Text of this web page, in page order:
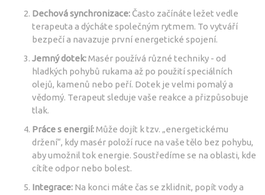
Dechová synchronizace: Často začínáte ležet vedle
terapeuta a dýcháte společným rytmem. To vytváří
bezpečí a navazuje první energetické spojení.
Jemný dotek:Masér používá různé techniky - od
hladkých pohybů rukama až po použití speciálních
olejů, kamenů nebo peří. Dotek je velmi pomalý a
vědomý. Terapeut sleduje vaše reakce a přizpůsobuje
tlak.
Práce s energií:Může dojít k tzv. „energetickému
držení“, kdy masér položí ruce na vaše tělo bez pohybu,
aby umožnil tok energie. Soustředíme se na oblasti, kde
cítíte odpor nebo bolest.
Integrace: Na konci máte čas se zklidnit, popít vody a